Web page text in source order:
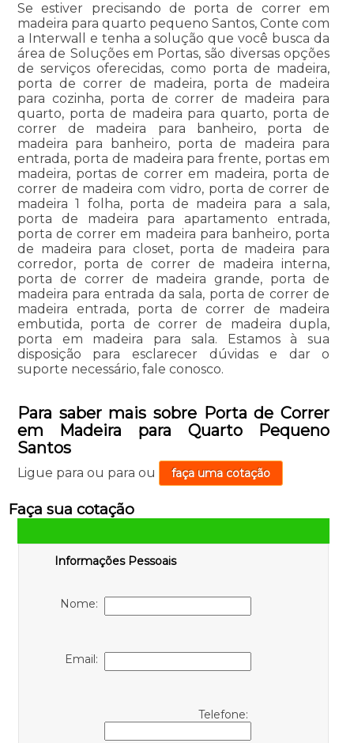
Se estiver precisando de porta de correr em
madeira para quarto pequeno Santos, Conte com
a Interwall e tenha a solução que você busca da
área de Soluções em Portas, são diversas opções
de serviços oferecidas, como porta de madeira,
porta de correr de madeira, porta de madeira
para cozinha, porta de correr de madeira para
quarto, porta de madeira para quarto, porta de
correr de madeira para banheiro, porta de
madeira para banheiro, porta de madeira para
entrada, porta de madeira para frente, portas em
madeira, portas de correr em madeira, porta de
correr de madeira com vidro, porta de correr de
madeira 1 folha, porta de madeira para a sala,
porta de madeira para apartamento entrada,
porta de correr em madeira para banheiro, porta
de madeira para closet, porta de madeira para
corredor, porta de correr de madeira interna,
porta de correr de madeira grande, porta de
madeira para entrada da sala, porta de correr de
madeira entrada, porta de correr de madeira
embutida, porta de correr de madeira dupla,
porta em madeira para sala. Estamos à sua
disposição para esclarecer dúvidas e dar o
suporte necessário, fale conosco.
Para saber mais sobre Porta de Correr
em Madeira para Quarto Pequeno
Santos
Ligue para ou para ou faça uma cotação
Faça sua cotação
Informações Pessoais
Nome:
Email:
Telefone: